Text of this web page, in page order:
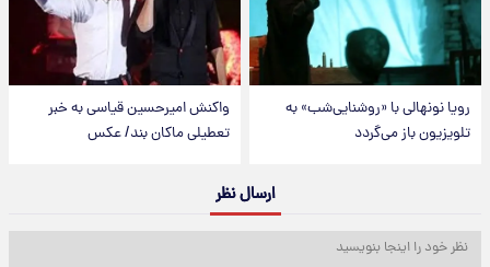
رویا نونهالی با «روشنایی‌شب» به
تلویزیون باز می‌گردد
واکنش امیرحسین قیاسی به خبر
تعطیلی ماکان بند/ عکس
ارسال نظر